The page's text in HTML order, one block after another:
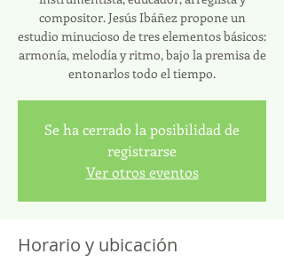
compositor. Jesús Ibáñez propone un
estudio minucioso de tres elementos básicos:
armonía, melodía y ritmo, bajo la premisa de
entonarlos todo el tiempo.
Se ha cerrado la posibilidad de
registrarse
Ver otros eventos
Horario y ubicación